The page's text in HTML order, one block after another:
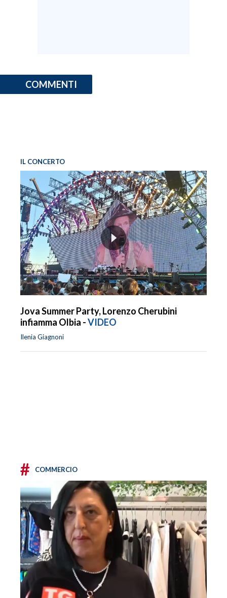
COMMENTI
IL CONCERTO
Jova Summer Party, Lorenzo Cherubini
infiamma Olbia -VIDEO
Ilenia Giagnoni
# COMMERCIO